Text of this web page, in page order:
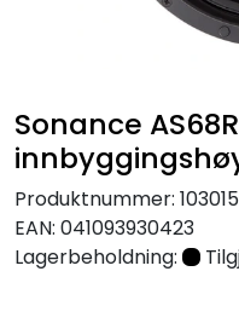
Sonance
Produktnummer:
EAN: 041093930423
Lagerbeholdning: